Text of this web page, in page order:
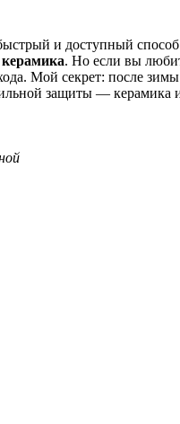
и доступный
. Но если вы
Мой секрет: после зимы
защиты —